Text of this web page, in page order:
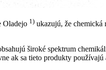
Oladejo 1) ukazujú, že
široké spektrum
ak sa tieto produkty používajú